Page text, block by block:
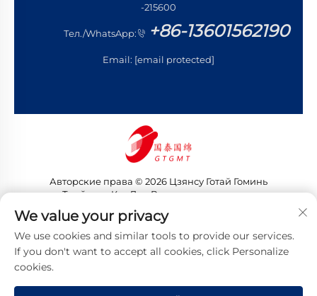
-215600
Тел./WhatsApp: +86-13601562190
Email: [email protected]
Авторские права © 2026 Цзянсу Готай Гоминь
Трейдинг Ко., Лтд. Все права защищены
Политика конфиденциальности
We value your privacy
We use cookies and similar tools to provide our services.
If you don't want to accept all cookies, click Personalize
cookies.